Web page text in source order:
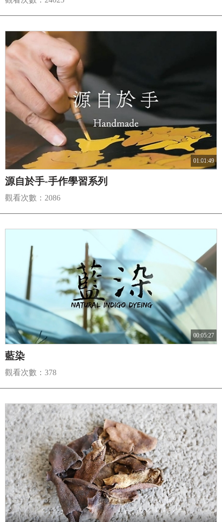
01:01:49
源自於手-手作學習系列
觀看次數：2086
00:05:27
藍染
觀看次數：378